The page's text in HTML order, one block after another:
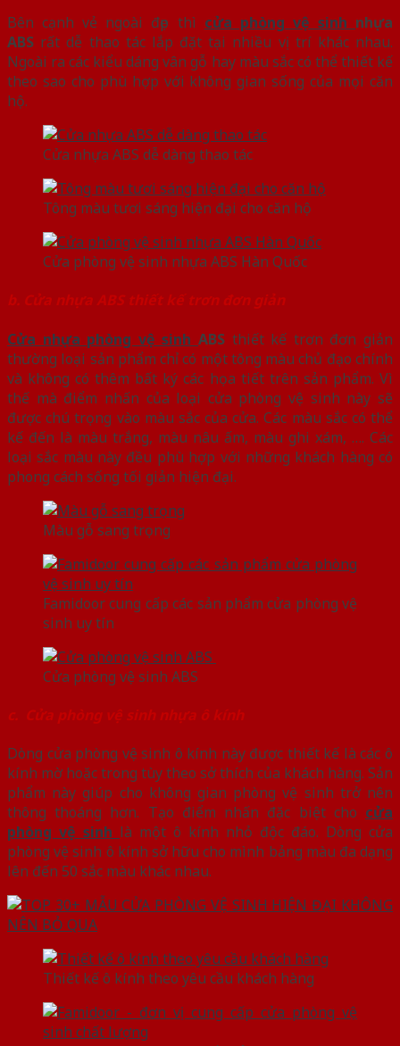
Bên cạnh vẻ ngoài đẹp thì cửa phòng vệ sinh nhựa
ABS rất dễ thao tác lắp đặt tại nhiều vị trí khác nhau.
Ngoài ra các kiểu dáng vân gỗ hay màu sắc có thể thiết kế
theo sao cho phù hợp với không gian sống của mọi căn
hộ.
Cửa nhựa ABS dễ dàng thao tác
Tông màu tươi sáng hiện đại cho căn hộ
Cửa phòng vệ sinh nhựa ABS Hàn Quốc
b. Cửa nhựa ABS thiết kế trơn đơn giản
Cửa nhựa phòng vệ sinh ABS thiết kế trơn đơn giản
thường loại sản phẩm chỉ có một tông màu chủ đạo chính
và không có thêm bất ký các họa tiết trên sản phẩm. Vì
thế mà điểm nhấn của loại cửa phòng vệ sinh này sẽ
được chú trọng vào màu sắc của cửa. Các màu sắc có thể
kế đến là màu trắng, màu nâu ấm, màu ghi xám, …. Các
loại sắc màu này đều phù hợp với những khách hàng có
phong cách sống tối giản hiện đại.
Màu gỗ sang trọng
Famidoor cung cấp các sản phẩm cửa phòng vệ
sinh uy tín
Cửa phòng vệ sinh ABS
c. Cửa phòng vệ sinh nhựa ô kính
Dòng cửa phòng vệ sinh ô kính này được thiết kế là các ô
kính mờ hoặc trong tùy theo sở thích của khách hàng. Sản
phẩm này giúp cho không gian phòng vệ sinh trở nên
thông thoáng hơn. Tạo điểm nhấn đặc biệt cho cửa
phòng vệ sinh là một ô kính nhỏ độc đáo. Dòng cửa
phòng vệ sinh ô kính sở hữu cho mình bảng màu đa dạng
lên đến 50 sắc màu khác nhau.
Thiết kế ô kính theo yêu cầu khách hàng